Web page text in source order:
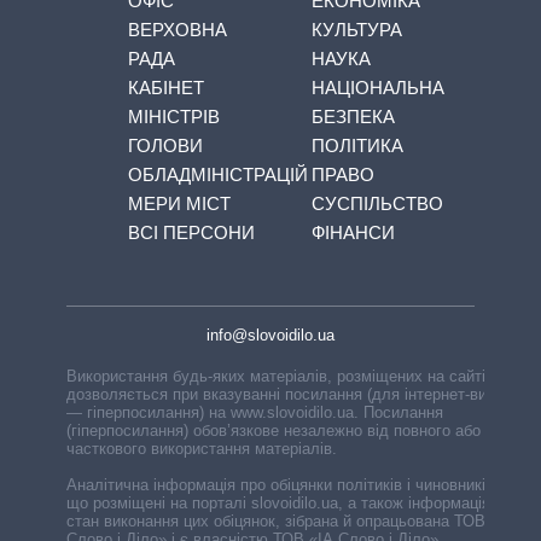
ВЕРХОВНА
РАДА
КАБІНЕТ
МІНІСТРІВ
ГОЛОВИ
ОБЛАДМІНІСТРАЦІЙ
МЕРИ МІСТ
ВСІ ПЕРСОНИ
КУЛЬТУРА
НАУКА
НАЦІОНАЛЬНА
БЕЗПЕКА
ПОЛІТИКА
ПРАВО
СУСПІЛЬСТВО
ФІНАНСИ
info@slovoidilo.ua
Використання будь-яких матеріалів, розміщених на сайті,
дозволяється при вказуванні посилання (для інтернет-видань
— гіперпосилання) на www.slovoidilo.ua. Посилання
(гіперпосилання) обов’язкове незалежно від повного або
часткового використання матеріалів.
Аналітична інформація про обіцянки політиків і чиновників,
що розміщені на порталі slovoidilo.ua, а також інформація про
стан виконання цих обіцянок, зібрана й опрацьована ТОВ «ІА